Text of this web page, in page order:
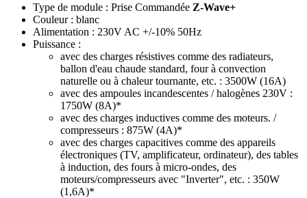
Type de module : Prise Commandée Z-Wave+
Couleur : blanc
Alimentation : 230V AC +/-10% 50Hz
Puissance :
avec des charges résistives comme des radiateurs,
ballon d'eau chaude standard, four à convection
naturelle ou à chaleur tournante, etc. : 3500W (16A)
avec des ampoules incandescentes / halogènes 230V :
1750W (8A)*
avec des charges inductives comme des moteurs. /
compresseurs : 875W (4A)*
avec des charges capacitives comme des appareils
électroniques (TV, amplificateur, ordinateur), des tables
à induction, des fours à micro-ondes, des
moteurs/compresseurs avec "Inverter", etc. : 350W
(1,6A)*